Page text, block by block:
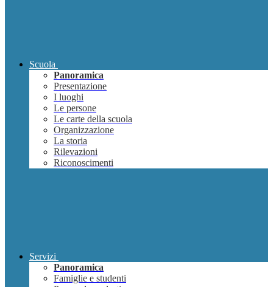
Scuola
Panoramica
Presentazione
I luoghi
Le persone
Le carte della scuola
Organizzazione
La storia
Rilevazioni
Riconoscimenti
Servizi
Panoramica
Famiglie e studenti